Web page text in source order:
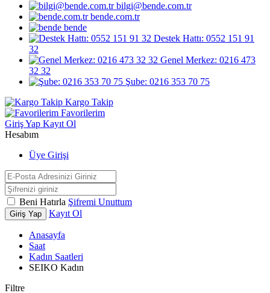
bilgi@bende.com.tr
bende.com.tr
bende
Destek Hattı: 0552 151 91
32
Genel Merkez: 0216 473
32 32
Şube: 0216 353 70 75
Kargo Takip
Favorilerim
Giriş Yap Kayıt Ol
Hesabım
Üye Girişi
Beni Hatırla Şifremi Unuttum
Giriş Yap Kayıt Ol
Anasayfa
Saat
Kadın Saatleri
SEIKO Kadın
Filtre